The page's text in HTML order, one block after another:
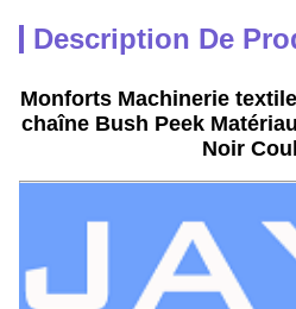
Description De
Monforts Machinerie
chaîne Bush Peek
Noir